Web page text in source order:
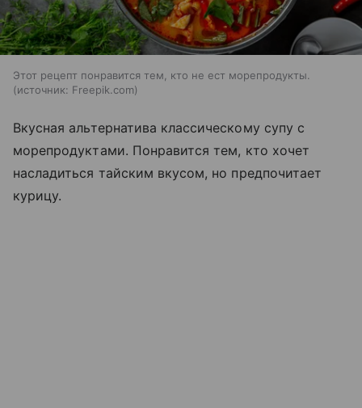
Этот рецепт понравится тем, кто не ест морепродукты.
источник: Freepik.com
Вкусная альтернатива классическому супу с
морепродуктами. Понравится тем, кто хочет
насладиться тайским вкусом, но предпочитает
курицу.